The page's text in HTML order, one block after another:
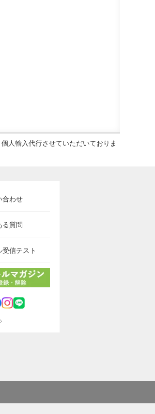
人輸入代行させていただいておりま
合わせ
る質問
受信テスト